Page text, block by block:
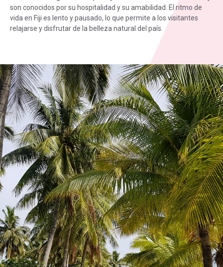
son conocidos por su hospitalidad y su amabilidad. El ritmo de
vida en Fiji es lento y pausado, lo que permite a los visitantes
relajarse y disfrutar de la belleza natural del país.